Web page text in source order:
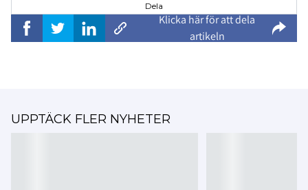
Dela
Klicka här för att dela
artikeln
UPPTÄCK FLER NYHETER